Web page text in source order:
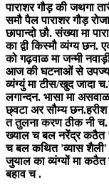
पाराशर गौड़ की जथगा
समौ पैल पाराशर गौड़
छापान्दो छौ. संख्या मा
का द्वी किस्मौ व्यंग्य
को गढ़वाळ मा जन्मी
आज की घटनाओं से उपज्यां
व्यंग्युं मा टीस/खुद जादा
लगान्दन. भासा मा
छ्वटा अर सौम्य
त तुलना करण ठीक नी च.
ख्याल च बल नरेंद्र कठैत
च बल कथित 'व्यास शैली'
जुयाल का व्यंग्यों मा कठैत
बहाव च .